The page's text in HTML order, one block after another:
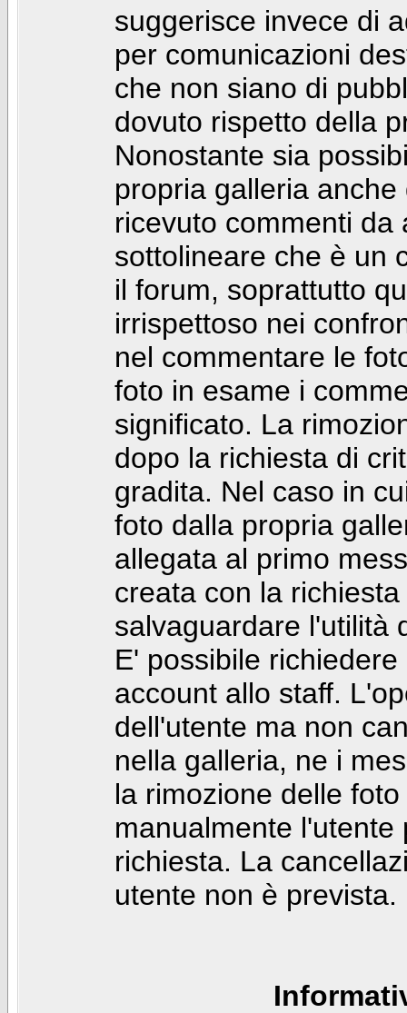
suggerisce invece di
per comunicazioni
che non siano di
dovuto rispetto della
Nonostante sia
propria galleria
ricevuto commenti da
sottolineare che è un
il forum, soprattutto
irrispettoso nei
nel commentare le
foto in esame i
significato. La
dopo la richiesta di
gradita. Nel caso in
foto dalla propria
allegata al primo
creata con la
salvaguardare l'utilità
E' possibile
account allo staff.
dell'utente ma non
nella galleria, ne i
la rimozione delle
manualmente
richiesta. La
utente non è prevista.